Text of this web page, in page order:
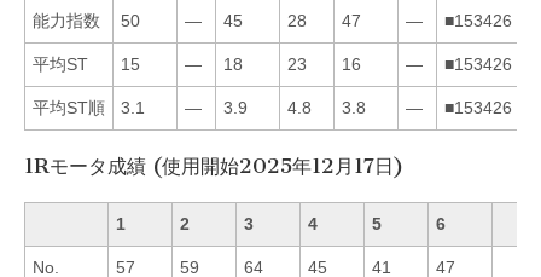
能力指数 50 — 45 28 47 — ■153426
平均ST 15 — 18 23 16 — ■153426
平均ST順 3.1 — 3.9 4.8 3.8 — ■153426
1Rモータ成績 (使用開始2025年12月17日)
1 2 3 4 5 6
No. 57 59 64 45 41 47